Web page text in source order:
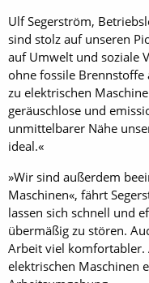
Ulf Segerström,
sind stolz auf unseren
auf Umwelt und soziale
ohne fossile Brennstoffe
zu elektrischen
geräuschlose und
unmittelbarer Nähe
ideal.«
»Wir sind außerdem
Maschinen«, fährt
lassen sich schnell und
übermäßig zu stören.
Arbeit viel komfortabler.
elektrischen Maschinen